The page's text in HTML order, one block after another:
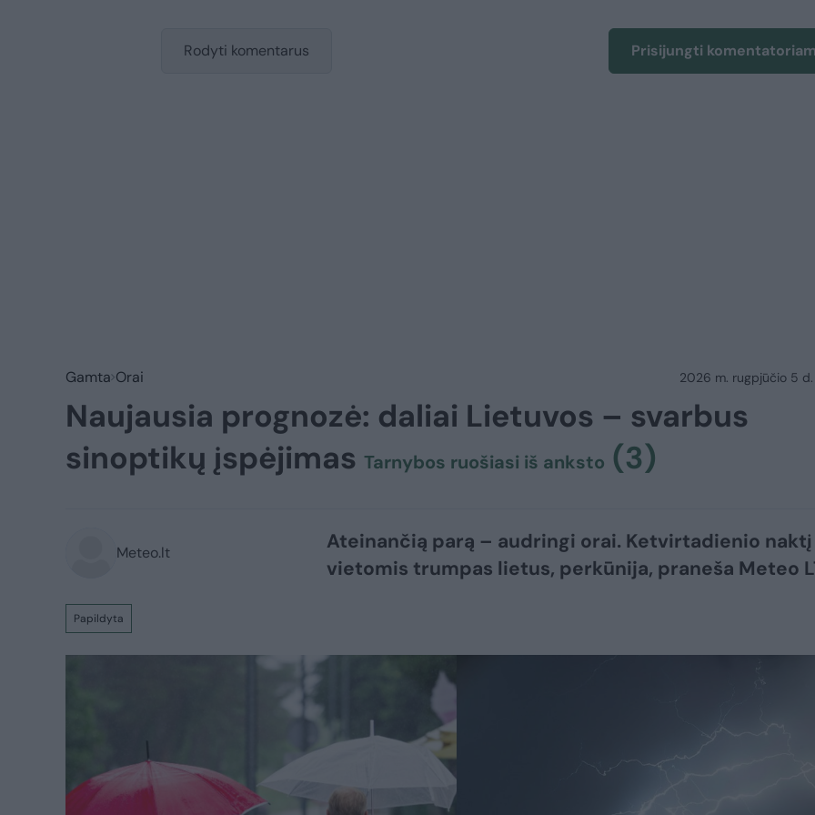
Rodyti komentarus Prisijungti
Gamta Orai 2026 m. rugpjūčio 5 d.
Naujausia prognozė: daliai Lietuvos – svarbus
sinoptikų įspėjimas Tarnybos ruošiasi iš anksto (3)
Meteo.lt
Papildyta
Ateinančią parą – audringi orai. Ketvirtadienio naktį
vietomis trumpas lietus, perkūnija, praneša Meteo